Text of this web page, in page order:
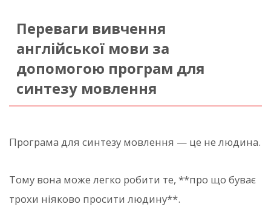
Переваги вивчення
англійської мови за
допомогою програм для
синтезу мовлення
Програма для синтезу мовлення — це не людина.
Тому вона може легко робити те, **про що буває
трохи ніяково просити людину**.